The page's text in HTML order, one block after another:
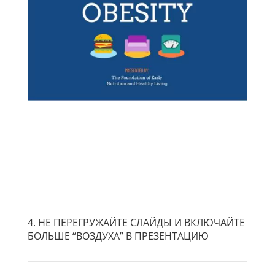
4. НЕ ПЕРЕГРУЖАЙТЕ СЛАЙДЫ И ВКЛЮЧАЙТЕ
БОЛЬШЕ “ВОЗДУХА” В ПРЕЗЕНТАЦИЮ